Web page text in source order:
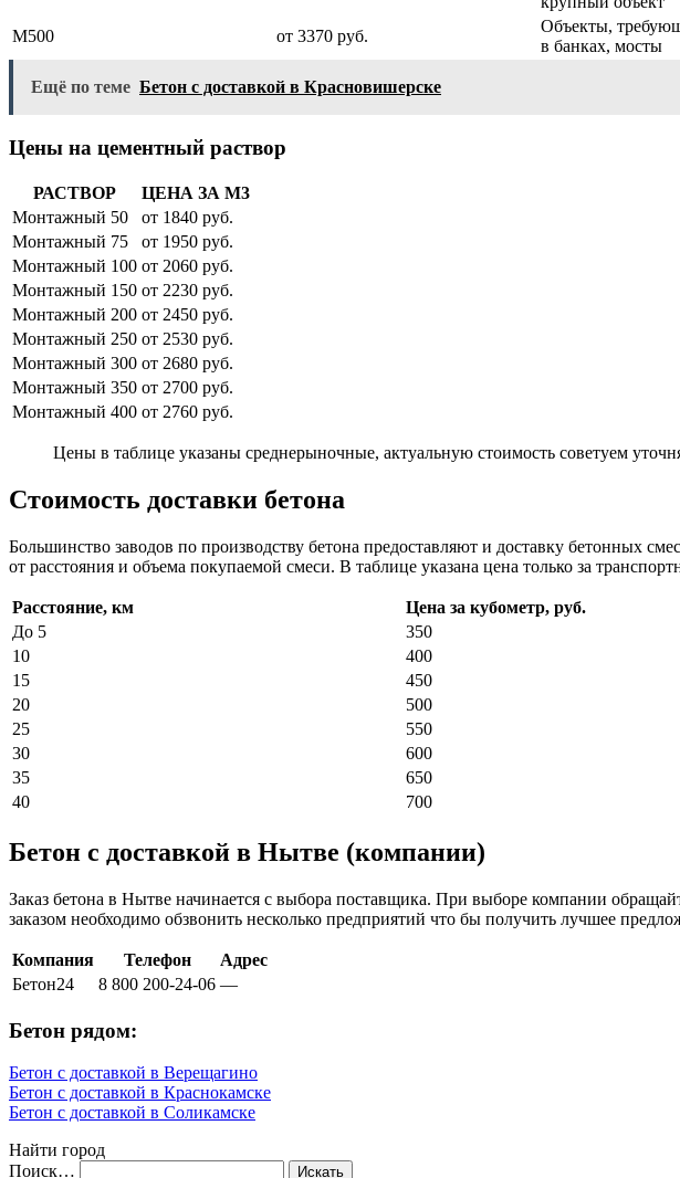
М500
от 3370 руб.
Объекты,
в банках, мосты
Ещё по теме Бетон с доставкой в Красновишерске
Цены на цементный раствор
РАСТВОР
ЦЕНА ЗА М3
Монтажный 50
от 1840 руб.
Монтажный 75
от 1950 руб.
Монтажный 100 от 2060 руб.
Монтажный 150 от 2230 руб.
Монтажный 200 от 2450 руб.
Монтажный 250 от 2530 руб.
Монтажный 300 от 2680 руб.
Монтажный 350 от 2700 руб.
Монтажный 400 от 2760 руб.
Цены в таблице указаны среднерыночные, актуальную стоимость советуем
Стоимость доставки бетона
Большинство заводов по производству бетона предоставляют и доставку бетонных
от расстояния и объема покупаемой смеси. В таблице указана цена только за
Расстояние, км
Цена за кубометр, руб.
До 5
350
10
400
15
450
20
500
25
550
30
600
35
650
40
700
Бетон с доставкой в Нытве (компании)
Заказ бетона в Нытве начинается с выбора поставщика. При выборе компании
заказом необходимо обзвонить несколько предприятий что бы получить лучшее
Компания Телефон
Адрес
Бетон24
8 800 200-24-06 —
Бетон рядом:
Бетон с доставкой в Верещагино
Бетон с доставкой в Краснокамске
Бетон с доставкой в Соликамске
Найти город
Поиск…